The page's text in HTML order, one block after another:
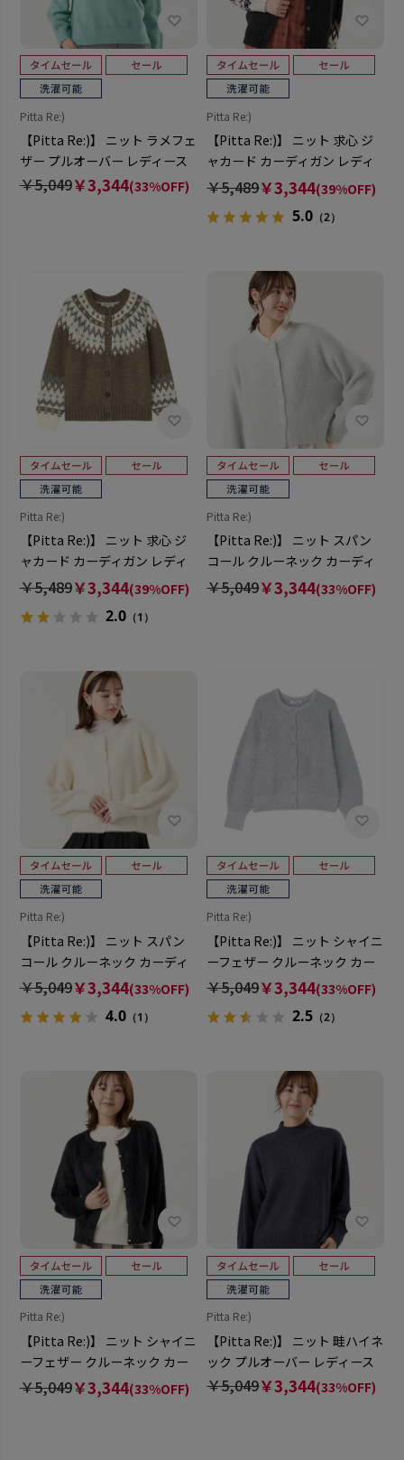
Pitta Re:)
【Pitta Re:)】 ニット ラメフェ
ザー プルオーバー レディース
￥5,049￥3,344(33%OFF)
Pitta Re:)
【Pitta Re:)】 ニット 求心 ジ
ャカード カーディガン レディ
ース
￥5,489￥3,344(39%OFF)
5.0 （2）
Pitta Re:)
【Pitta Re:)】 ニット 求心 ジ
ャカード カーディガン レディ
ース
￥5,489￥3,344(39%OFF)
2.0（1）
Pitta Re:)
【Pitta Re:)】 ニット スパン
コール クルーネック カーディ
ガン レディース
￥5,049￥3,344(33%OFF)
Pitta Re:)
【Pitta Re:)】 ニット スパン
コール クルーネック カーディ
ガン レディース
￥5,049￥3,344(33%OFF)
4.0（1）
Pitta Re:)
【Pitta Re:)】 ニット シャイニ
ーフェザー クルーネック カー
ディガン レディース
￥5,049￥3,344(33%OFF)
2.5 （2）
Pitta Re:)
【Pitta Re:)】 ニット シャイニ
ーフェザー クルーネック カー
ディガン レディース
￥5,049￥3,344(33%OFF)
Pitta Re:)
【Pitta Re:)】 ニット 畦ハイネ
ック プルオーバー レディース
￥5,049￥3,344(33%OFF)